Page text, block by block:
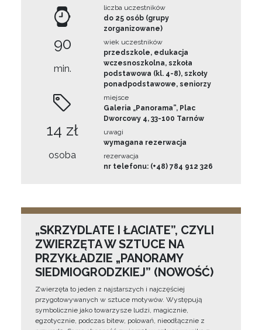
90
min.
14 zł
osoba
liczba uczestników
do 25 osób (grupy
zorganizowane)
wiek uczestników
przedszkole, edukacja
wczesnoszkolna, szkoła
podstawowa (kl. 4-8), szkoły
ponadpodstawowe, seniorzy
miejsce
Galeria „Panorama”, Plac
Dworcowy 4, 33-100 Tarnów
uwagi
wymagana rezerwacja
rezerwacja
nr telefonu: (+48) 784 912 326
„SKRZYDLATE I ŁACIATE”, CZYLI
ZWIERZĘTA W SZTUCE NA
PRZYKŁADZIE „PANORAMY
SIEDMIOGRODZKIEJ” (NOWOŚĆ)
Zwierzęta to jeden z najstarszych i najczęściej
przygotowywanych w sztuce motywów. Występują
symbolicznie jako towarzysze ludzi, magicznie,
egzotycznie, podczas bitew, polowań, nieodłącznie z